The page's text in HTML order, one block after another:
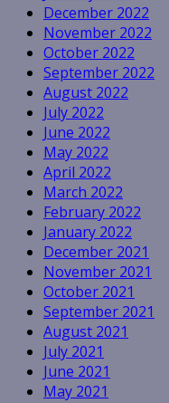
December 2022
November 2022
October 2022
September 2022
August 2022
July 2022
June 2022
May 2022
April 2022
March 2022
February 2022
January 2022
December 2021
November 2021
October 2021
September 2021
August 2021
July 2021
June 2021
May 2021